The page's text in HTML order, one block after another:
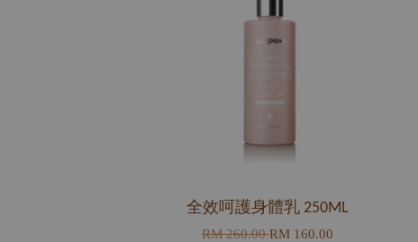
全效呵護身體乳 250ML
RM 260.00RM 160.00